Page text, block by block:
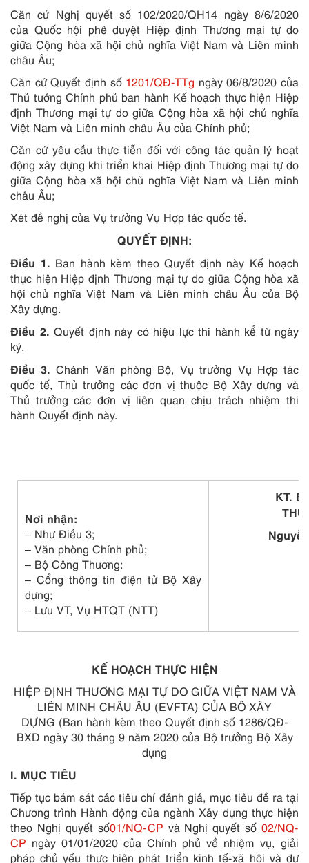
Căn cứ Nghị quyết số 102/2020/QH14 ngày 8/6/2020
của Quốc hội phê duyệt Hiệp định Thương mại tự do
giữa Cộng hòa xã hội chủ nghĩa Việt Nam và Liên minh
châu Âu;
Căn cứ Quyết định số 1201/QĐ-TTg ngày 06/8/2020 của
Thủ tướng Chính phủ ban hành Kế hoạch thực hiện Hiệp
định Thương mại tự do giữa Cộng hòa xã hội chủ nghĩa
Việt Nam và Liên minh châu Âu của Chính phủ;
Căn cứ yêu cầu thực tiễn đối với công tác quản lý hoạt
động xây dựng khi triển khai Hiệp định Thương mại tự do
giữa Cộng hòa xã hội chủ nghĩa Việt Nam và Liên minh
châu Âu;
Xét đề nghị của Vụ trưởng Vụ Hợp tác quốc tế.
QUYẾT ĐỊNH:
Điều 1. Ban hành kèm theo Quyết định này Kế hoạch
thực hiện Hiệp định Thương mại tự do giữa Cộng hòa xã
hội chủ nghĩa Việt Nam và Liên minh châu Âu của Bộ
Xây dựng.
Điều 2. Quyết định này có hiệu lực thi hành kể từ ngày
ký.
Điều 3. Chánh Văn phòng Bộ, Vụ trưởng Vụ Hợp tác
quốc tế, Thủ trưởng các đơn vị thuộc Bộ Xây dựng và
Thủ trưởng các đơn vị liên quan chịu trách nhiệm thi
hành Quyết định này.
Nơi nhận:
– Như Điều 3;
– Văn phòng Chính phủ;
– Bộ Công Thương:
– Cổng thông tin điện tử Bộ Xây
dựng;
– Lưu VT, Vụ HTQT (NTT)
KT.
THỨ
KẾ HOẠCH THỰC HIỆN
HIỆP ĐỊNH THƯƠNG MẠI TỰ DO GIỮA VIỆT NAM VÀ
LIÊN MINH CHÂU ÂU (EVFTA) CỦA BÔ XÂY
DỰNG (Ban hành kèm theo Quyết định số 1286/QĐ-
BXD ngày 30 tháng 9 năm 2020 của Bộ trưởng Bộ Xây
dựng
I. MỤC TIÊU
Tiếp tục bám sát các tiêu chí đánh giá, mục tiêu đề ra tại
Chương trình Hành động của ngành Xây dựng thực hiện
theo Nghị quyết số01/NQ-CP và Nghị quyết số 02/NQ-
CP ngày 01/01/2020 của Chính phủ về nhiệm vụ, giải
pháp chủ yếu thực hiện phát triển kinh tế-xã hội và dự